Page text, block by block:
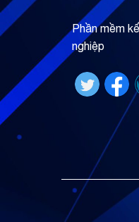
Phần mềm
nghiệp